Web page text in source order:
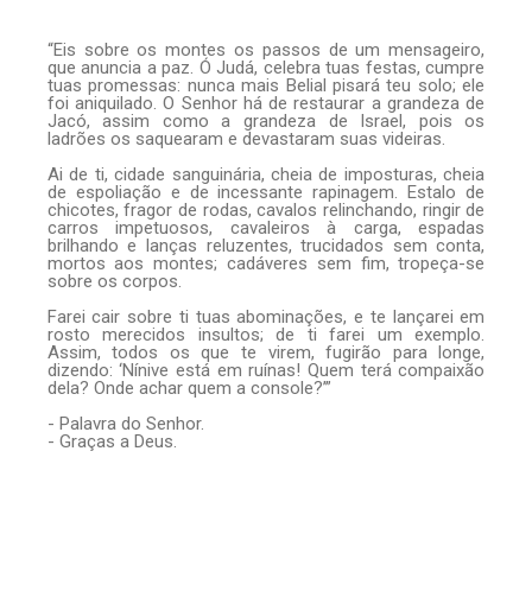
“Eis sobre os montes os passos de um mensageiro,
que anuncia a paz. Ó Judá, celebra tuas festas, cumpre
tuas promessas: nunca mais Belial pisará teu solo; ele
foi aniquilado. O Senhor há de restaurar a grandeza de
Jacó, assim como a grandeza de Is­rael, pois os
ladrões os saquearam e devastaram suas videiras.
Ai de ti, cidade sanguinária, cheia de imposturas, cheia
de espoliação e de incessante ra­pi­nagem. Estalo de
chicotes, fragor de rodas, cavalos relinchando, ringir de
carros impetuosos, cavaleiros à carga, espadas
brilhando e lanças reluzentes, trucidados sem conta,
mortos aos montes; cadáveres sem fim, tropeça-se
sobre os corpos.
Farei cair sobre ti tuas abominações, e te lançarei em
rosto merecidos insultos; de ti farei um exemplo.
Assim, todos os que te virem, fugirão para longe,
dizendo: ‘Nínive está em ruínas! Quem terá compaixão
dela? Onde achar quem a console?’”
- Palavra do Senhor.
- Graças a Deus.